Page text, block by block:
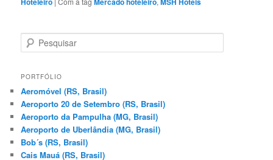
e
q
i
s
a
r
PORTFÓLIO
Aeromóvel (RS, Brasil)
Aeroporto 20 de Setembro (RS, Brasil)
Aeroporto da Pampulha (MG, Brasil)
Aeroporto de Uberlândia (MG, Brasil)
Bob´s (RS, Brasil)
Cais Mauá (RS, Brasil)